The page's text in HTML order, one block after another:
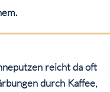
reicht da oft
durch Kaffee,